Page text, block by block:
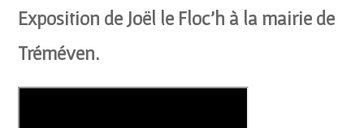
Exposition de Joël le Floc’h à la mairie de
Tréméven.